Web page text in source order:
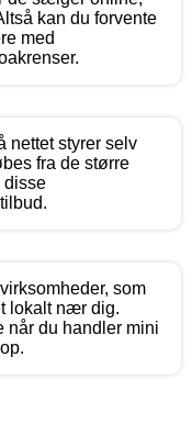
kan du forvente
med
nettet styrer selv
fra de større
disse
som
lokalt nær dig.
når du handler mini